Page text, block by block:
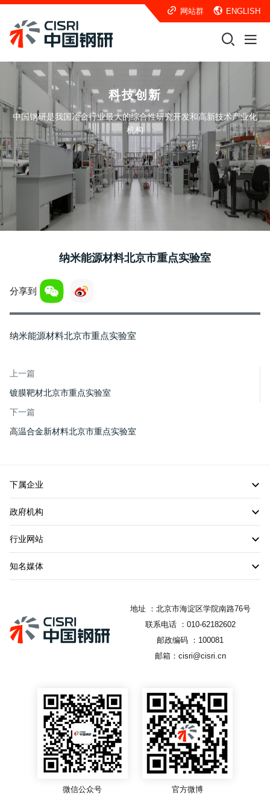
网站群 ENGLISH
科技创新
中国钢研是我国冶金行业最大的综合性研究开发和高新技术产业化
机构
纳米能源材料北京市重点实验室
分享到
纳米能源材料北京市重点实验室
上一篇
镀膜靶材北京市重点实验室
下一篇
高温合金新材料北京市重点实验室
下属企业
政府机构
行业网站
知名媒体
地址 ：北京市海淀区学院南路76号
联系电话 ：010-62182602
邮政编码 ：100081
邮箱：cisri@cisri.cn
微信公众号 官方微博